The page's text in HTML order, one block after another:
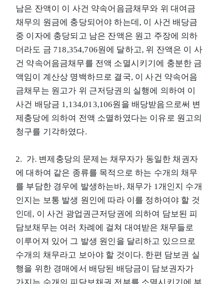
남은 잔액이 이 사건 약속어음금채무와 위 대여금
채무의 원금에 충당되어야 하는데, 이 사건 배당금
중 이자에 충당되고 남은 잔액은 원고 주장에 의하
더라도 금 718,354,706원에 달하고, 위 잔액은 이 사
건 약속어음금채무를 전액 소멸시키기에 충분한 금
액임이 계산상 명백하므로 결국, 이 사건 약속어음
금채무는 원고가 위 근저당권의 실행에 의하여 이
사건 배당금 1,134,013,106원을 배당받음으로써 변
제충당에 의하여 전액 소멸하였다는 이유로 원고의
청구를 기각하였다.
2. 가. 변제충당의 문제는 채무자가 동일한 채권자
에 대하여 같은 종류를 목적으로 하는 수개의 채무
를 부담한 경우에 발생하는바, 채무가 1개인지 수개
인지는 보통 발생 원인에 따라 이를 정하여야 할 것
인데, 이 사건 광업권근저당권에 의하여 담보된 피
담보채무는 여러 차례에 걸쳐 대여받은 채무들로
이루어져 있어 그 발생 원인을 달리하고 있으므로
수개의 채무라고 보아야 할 것이다. 한편 담보권 실
행을 위한 경매에서 배당된 배당금이 담보권자가
가지는 수개의 피담보채권 전부를 소멸시키기에 부